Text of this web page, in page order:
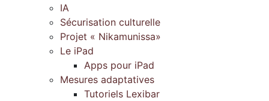
IA
Sécurisation culturelle
Projet « Nikamunissa»
Le iPad
Apps pour iPad
Mesures adaptatives
Tutoriels Lexibar